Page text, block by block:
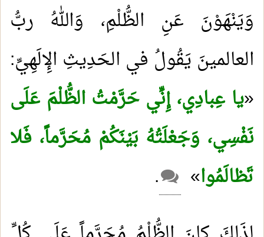
وَيَنْهَوْنَ عَنِ الظُّلْمِ، وَاللهُ ربُّ
العالمينَ يَقُولُ في الحَدِيثِ الِإلَهِيِّ:
«يا عِبادِي، إِنِّي حَرَّمْتُ الظُّلْمَ عَلَى
نَفْسِي، وَجَعْلَتُهُ بَيْنَكُمْ مُحَرَّماً، فَلا
تَظالَمُوا»
.